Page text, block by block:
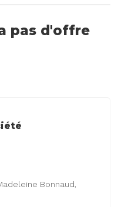
pas d'offre
Bonnaud,